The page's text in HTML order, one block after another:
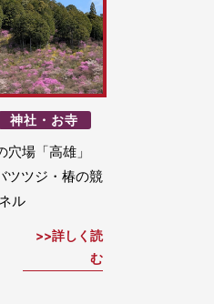
神社・お寺
穴場「高雄」
ツツジ・椿の競
ル
詳しく読
む